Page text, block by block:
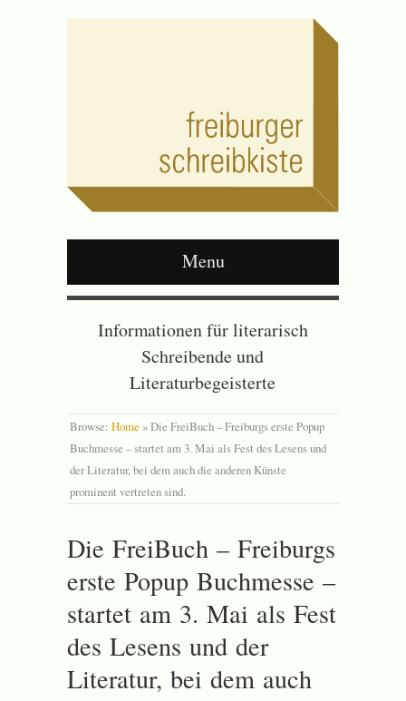
Menu
Informationen für literarisch
Schreibende und
Literaturbegeisterte
Browse: Home »Die FreiBuch – Freiburgs erste Popup
Buchmesse – startet am 3. Mai als Fest des Lesens und
der Literatur, bei dem auch die anderen Künste
prominent vertreten sind.
Die FreiBuch – Freiburgs
erste Popup Buchmesse –
startet am 3. Mai als Fest
des Lesens und der
Literatur, bei dem auch